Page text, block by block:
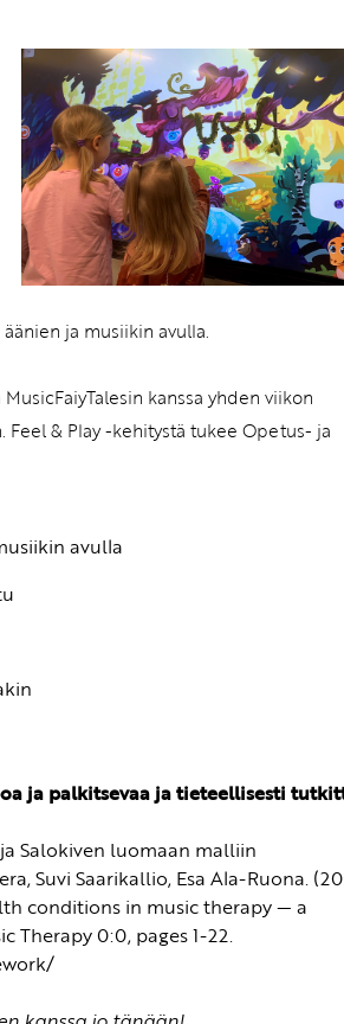
ja musiikin avulla.
kanssa yhden viikon
& Play -kehitystä tukee Opetus- ja
avulla
ja palkitsevaa ja tieteellisesti
Salokiven luomaan malliin
Suvi Saarikallio, Esa Ala-Ruona.
conditions in music therapy — a
Therapy 0:0, pages 1-22.